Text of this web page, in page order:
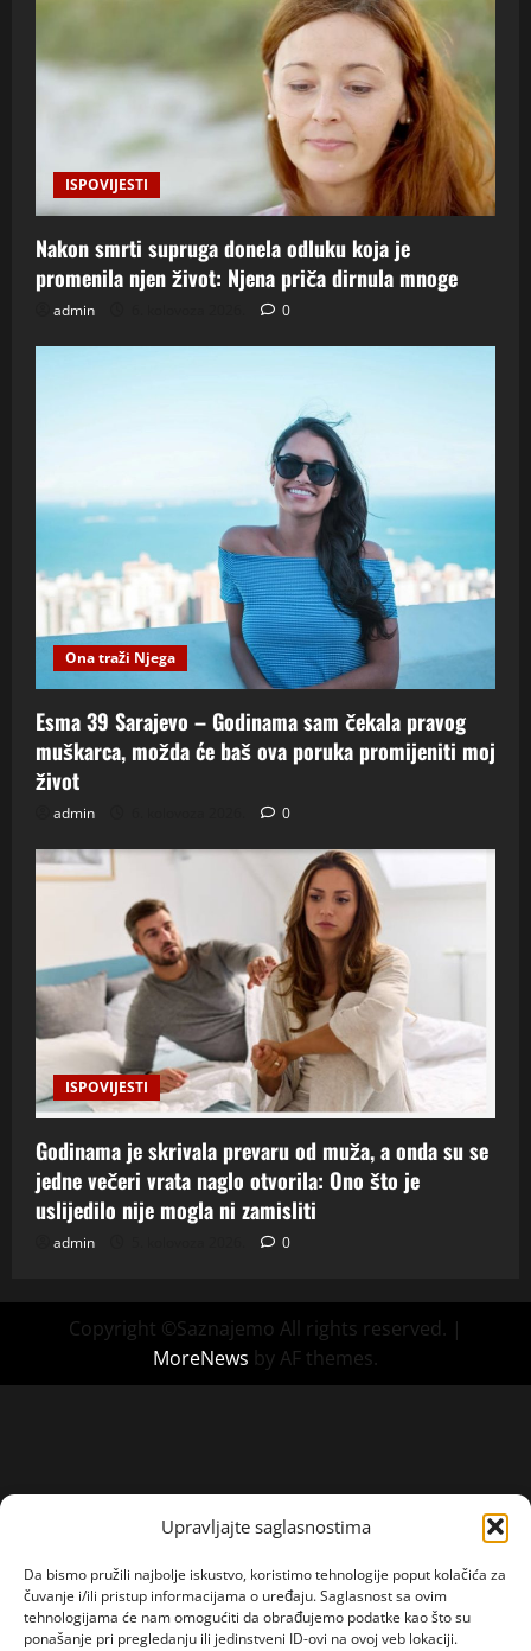
Upravljajte saglasnostima
Da bismo pružili najbolje iskustvo, koristimo tehnologije poput kolačića za
čuvanje i/ili pristup informacijama o uređaju. Saglasnost sa ovim
tehnologijama će nam omogućiti da obrađujemo podatke kao što su
ponašanje pri pregledanju ili jedinstveni ID-ovi na ovoj veb lokaciji.
ISPOVIJESTI
Nakon smrti supruga donela odluku koja je
promenila njen život: Njena priča dirnula mnoge
admin 0
Ona traži Njega
Esma 39 Sarajevo – Godinama sam čekala pravog
muškarca, možda će baš ova poruka promijeniti moj
život
admin 0
ISPOVIJESTI
Godinama je skrivala prevaru od muža, a onda su se
jedne večeri vrata naglo otvorila: Ono što je
uslijedilo nije mogla ni zamisliti
admin 0
Copyright ©Saznajemo All rights reserved. |
MoreNews by AF themes.